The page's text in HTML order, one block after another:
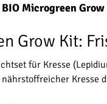
Microgreen
Grow Kit:
für Kresse
Kresse